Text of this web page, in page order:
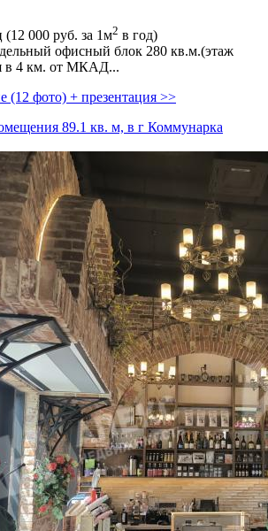
(12 000 руб. за 1м2 в год)
офисный блок 280 кв.м.(этаж
в 4 км. от МКАД...
(12 фото) + презентация >>
89.1 кв. м, в г Коммунарка